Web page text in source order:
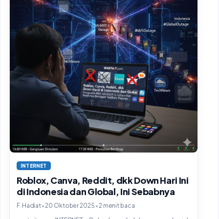
INTERNET
Roblox, Canva, Reddit, dkk Down Hari Ini
di Indonesia dan Global, Ini Sebabnya
F. Hadiat•20 Oktober 2025 •2 menit baca